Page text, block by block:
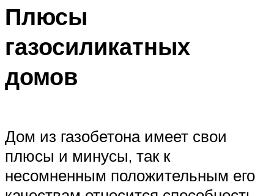
Плюсы
газосиликатных
домов
Дом из газобетона имеет свои
плюсы и минусы, так к
несомненным положительным его